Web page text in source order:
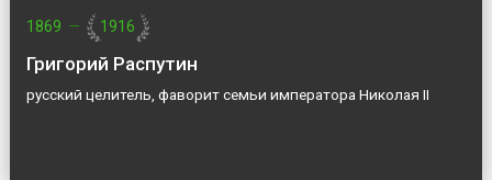
1869 — 1916
Григорий Распутин
русский целитель, фаворит семьи императора Николая II